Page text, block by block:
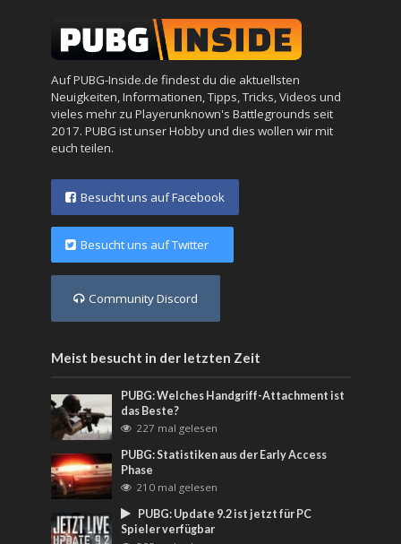
Auf PUBG-Inside.de findest du die aktuellsten
Neuigkeiten, Informationen, Tipps, Tricks, Videos und
vieles mehr zu Playerunknown's Battlegrounds seit
2017. PUBG ist unser Hobby und dies wollen wir mit
euch teilen.
Besucht uns auf Facebook
Besucht uns auf Twitter
Community Discord
Meist besucht in der letzten Zeit
PUBG: Welches Handgriff-Attachment ist
das Beste?
227 mal gelesen
PUBG: Statistiken aus der Early Access
Phase
210 mal gelesen
PUBG: Update 9.2 ist jetzt für PC
Spieler verfügbar